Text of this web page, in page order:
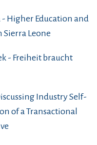
- Higher Education and
Leone
- Freiheit braucht
Industry Self-
of a Transactional